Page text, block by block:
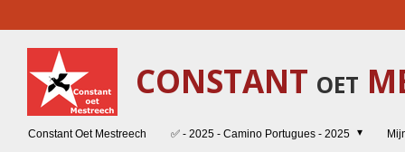
hoofdinhoud
CONSTANT OET
Constant Oet Mestreech ✅ - 2025 - Camino Portugues - 2025